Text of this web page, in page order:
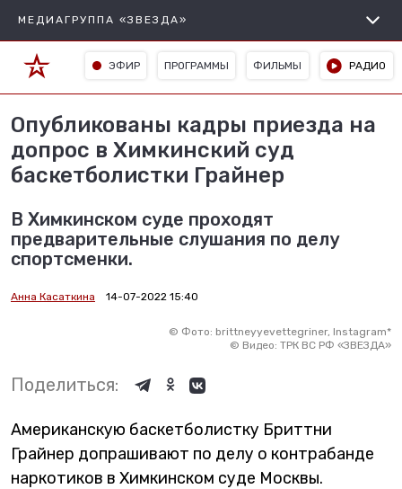
МЕДИАГРУППА «ЗВЕЗДА»
ЭФИР ПРОГРАММЫ ФИЛЬМЫ РАДИО
Опубликованы кадры приезда на
допрос в Химкинский суд
баскетболистки Грайнер
В Химкинском суде проходят
предварительные слушания по делу
спортсменки.
Анна Касаткина 14-07-2022 15:40
© Фото: brittneyyevettegriner, Instagram*
© Видео: ТРК ВС РФ «ЗВЕЗДА»
Поделиться:
Американскую баскетболистку Бриттни
Грайнер допрашивают по делу о контрабанде
наркотиков в Химкинском суде Москвы.